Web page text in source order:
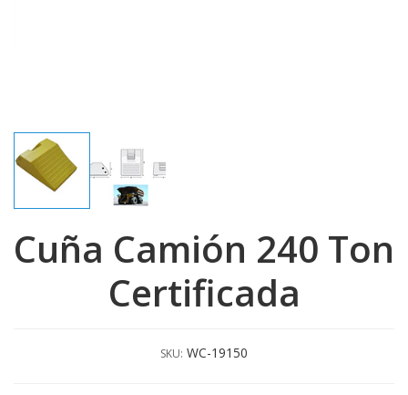
Cuña Camión 240 Ton
Certificada
SKU: WC-19150